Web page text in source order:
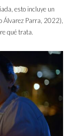
esto incluye un
Álvarez Parra, 2022),
qué trata.